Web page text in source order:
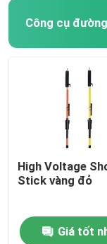
Công cụ
High Voltage
Stick vàng đỏ
Giá tốt